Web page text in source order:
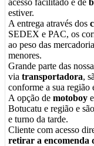
acesso facilitado e de
estiver.
A entrega através dos
SEDEX e PAC, os
ao peso das
menores.
Grande parte das
via transportadora,
conforme a sua região
A opção de motoboy
Botucatu e região e
e turno da tarde.
Cliente com acesso
retirar a encomenda